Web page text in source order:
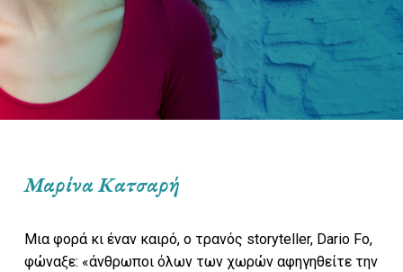
Μαρίνα Κατσαρή
Μια φορά κι έναν καιρό, o τρανός storyteller, Dario Fo,
φώναξε: «άνθρωποι όλων των χωρών αφηγηθείτε την